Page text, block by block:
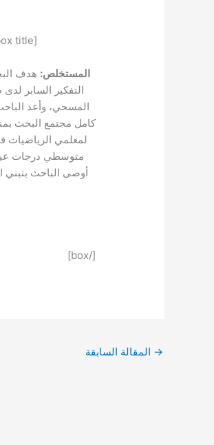
[box title=”الملخص” style=”glass” box_color=”#0875b6″ radius=”5″]
المستخلص: هدف
التفكير السابر
كامل مجتمع البحث
لمعلمي الرياضيات
متوسطي درجات
أوصى الباحث بتبني
[/box]
→ المقالة السابقة